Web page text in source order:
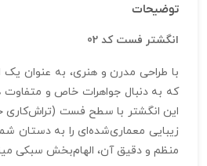
توضیحات
انگشتر فست کد 02
با طراحی مدرن و هنری، به عنوان یک
که به دنبال جواهرات خاص و
این انگشتر با سطح فست (تراش‌کاری
زیبایی معماری‌شده‌ای را به دستان
منظم و دقیق آن، الهام‌بخش سبکی